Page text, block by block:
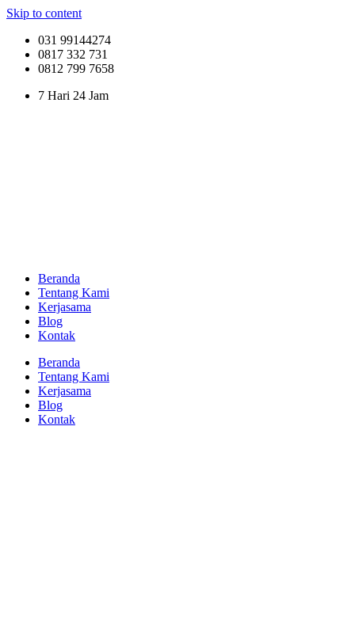
Skip to content
031 99144274
0817 332 731
0812 799 7658
7 Hari 24 Jam
Beranda
Tentang Kami
Kerjasama
Blog
Kontak
Beranda
Tentang Kami
Kerjasama
Blog
Kontak